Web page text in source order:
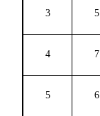
3 5
4 7
5 6